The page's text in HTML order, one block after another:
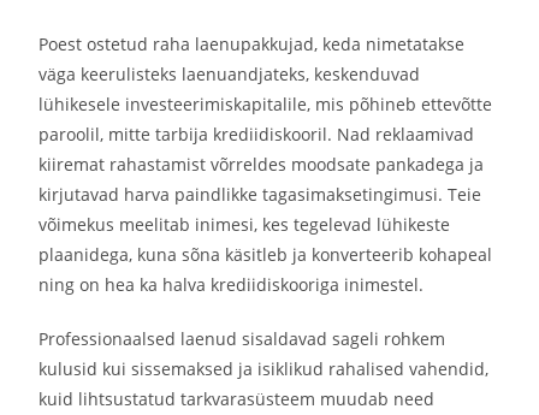
Poest ostetud raha laenupakkujad, keda nimetatakse
väga keerulisteks laenuandjateks, keskenduvad
lühikesele investeerimiskapitalile, mis põhineb ettevõtte
paroolil, mitte tarbija krediidiskooril. Nad reklaamivad
kiiremat rahastamist võrreldes moodsate pankadega ja
kirjutavad harva paindlikke tagasimaksetingimusi. Teie
võimekus meelitab inimesi, kes tegelevad lühikeste
plaanidega, kuna sõna käsitleb ja konverteerib kohapeal
ning on hea ka halva krediidiskooriga inimestel.
Professionaalsed laenud sisaldavad sageli rohkem
kulusid kui sissemaksed ja isiklikud rahalised vahendid,
kuid lihtsustatud tarkvarasüsteem muudab need